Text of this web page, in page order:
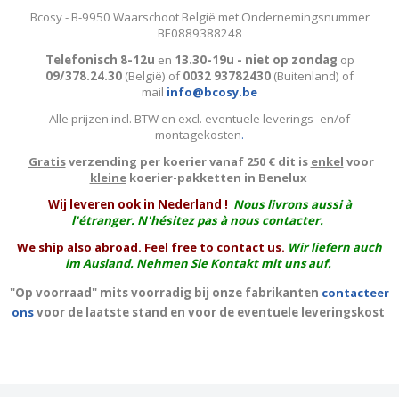
Bcosy - B-9950 Waarschoot België met Ondernemingsnummer
BE0889388248
Telefonisch 8-12u en 13.30-19u - niet op zondag op
09/378.24.30 (België) of0032 93782430 (Buitenland) of
mail info@bcosy.be
Alle prijzen incl. BTW en excl. eventuele leverings- en/of
montagekosten.
Gratisverzending per koerier vanaf 250 € dit is enkel voor
kleinekoerier-pakketten in Benelux
Wij leveren ook in Nederland ! Nous livrons aussi à
l'étranger. N'hésitez pas à nous contacter.
We ship also abroad. Feel free to contact us. Wir liefern auch
im Ausland. Nehmen Sie Kontakt mit uns auf.
"Op voorraad" mits voorradig bij onze fabrikanten contacteer
onsvoor de laatste stand en voor de eventueleleveringskost